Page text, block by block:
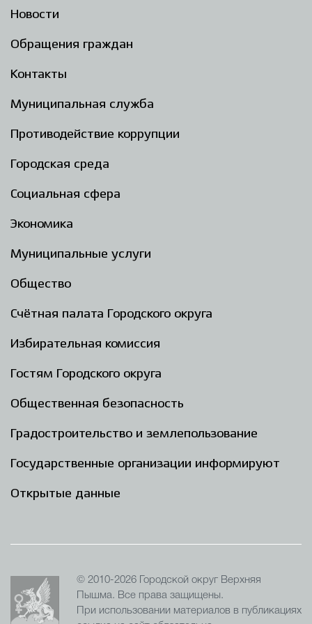
Новости
Обращения граждан
Контакты
Муниципальная служба
Противодействие коррупции
Городская среда
Социальная сфера
Экономика
Муниципальные услуги
Общество
Счётная палата Городского округа
Избирательная комиссия
Гостям Городского округа
Общественная безопасность
Градостроительство и землепользование
Государственные организации информируют
Открытые данные
© 2010-2026 Городской округ Верхняя
Пышма. Все права защищены.
При использовании материалов в публикациях